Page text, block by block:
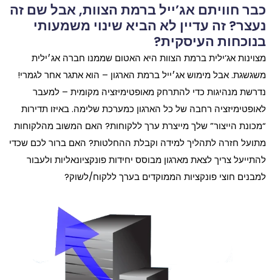
כבר חוויתם אג’ייל ברמת הצוות, אבל שם זה
נעצר? זה עדיין לא הביא שינוי משמעותי
בנוכחות העיסקית?
מצוינות אג’ילית ברמת הצוות היא האטום שממנו חברה אג׳ילית
משגשגת. אבל מימוש אג׳ייל ברמת הארגון – הוא אתגר אחר לגמרי!
נדרשת מנהיגות כדי להתרחק מאופטימיזציה מקומית – למעבר
לאופטימיזציה רחבה של כל הארגון כמערכת שלימה. באיזו תדירות
“מכונת הייצור” שלך מייצרת ערך ללקוחות? האם המשוב מהלקוחות
מתועל חזרה לתהליך למידה וקבלת ההחלטות? האם ברור לכם שכדי
להתייעל צריך לצאת מארגון מבוסס יחידות פונקציונאליות ולעבור
למבנים חוצי פונקציות הממוקדים בערך ללקוח/לשוק?